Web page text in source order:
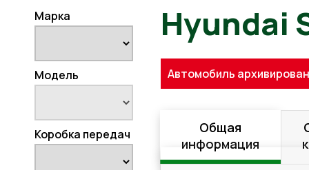
Марка
Модель
Коробка передач
Автомобиль
Общая
информация